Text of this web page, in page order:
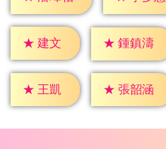
★ 建文 ★ 鍾鎮濤
★ 王凱 ★ 張韶涵